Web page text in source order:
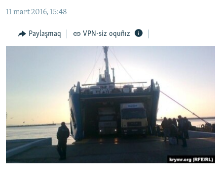
Qıdıruvğa
MEDENİYET
İNSAN AQLARI
Русский
Українською
11 mart 2016, 15:48
Paylaşmaq VPN-siz oquñız